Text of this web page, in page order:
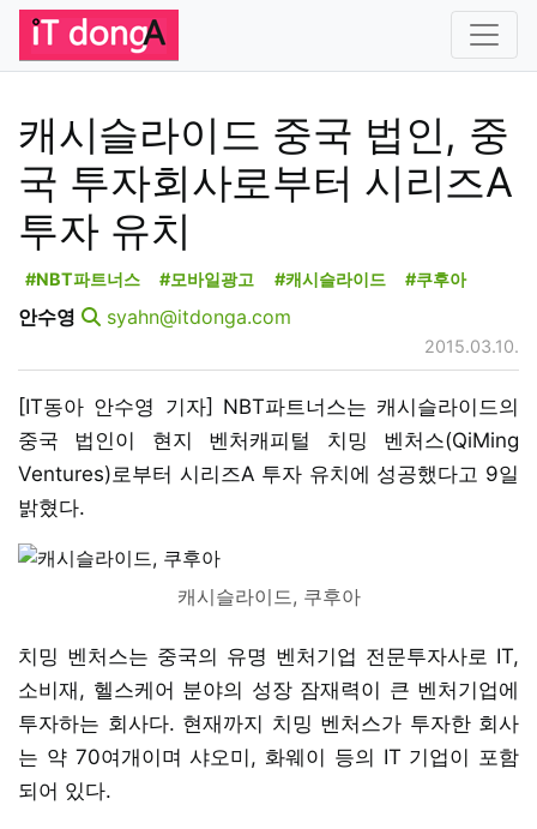
캐시슬라이드 중국 법인, 중
국 투자회사로부터 시리즈A
투자 유치
#NBT파트너스 #모바일광고 #캐시슬라이드 #쿠후아
안수영 syahn@itdonga.com
2015.03.10.
[IT동아 안수영 기자] NBT파트너스는 캐시슬라이드의
중국 법인이 현지 벤처캐피털 치밍 벤처스(QiMing
Ventures)로부터 시리즈A 투자 유치에 성공했다고 9일
밝혔다.
캐시슬라이드, 쿠후아
치밍 벤처스는 중국의 유명 벤처기업 전문투자사로 IT,
소비재, 헬스케어 분야의 성장 잠재력이 큰 벤처기업에
투자하는 회사다. 현재까지 치밍 벤처스가 투자한 회사
는 약 70여개이며 샤오미, 화웨이 등의 IT 기업이 포함
되어 있다.